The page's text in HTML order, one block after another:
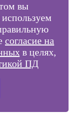
вы
согласие на
в целях,
ПД